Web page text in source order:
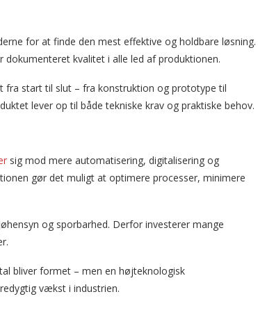
for at finde den mest effektive og holdbare løsning.
dokumenteret kvalitet i alle led af produktionen.
fra start til slut – fra konstruktion og prototype til
lever op til både tekniske krav og praktiske behov.
sig mod mere automatisering, digitalisering og
gør det muligt at optimere processer, minimere
og sporbarhed. Derfor investerer mange
bliver formet – men en højteknologisk
vækst i industrien.